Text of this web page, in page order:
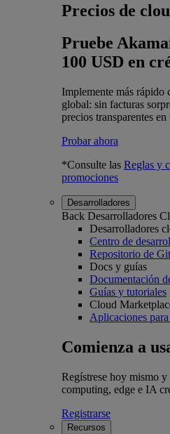
Precios de
Pruebe
100 USD en
Implemente más rápido
global: sin facturas
precios transparentes
Probar ahora
*Consulte las Reglas y
promociones
Desarrolladores
Back Desarrolladores
Desarrolladores
Centro de
Repositorio de
Docs y guías
Documentación
Guías y tutoriales
Cloud
Aplicaciones
Comienza a
Regístrese hoy mismo y
computing, edge e IA
Registrarse
Recursos